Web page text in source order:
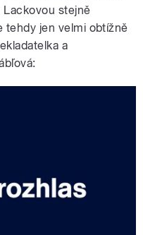
Lackovou stejně
tehdy jen velmi obtížně
a